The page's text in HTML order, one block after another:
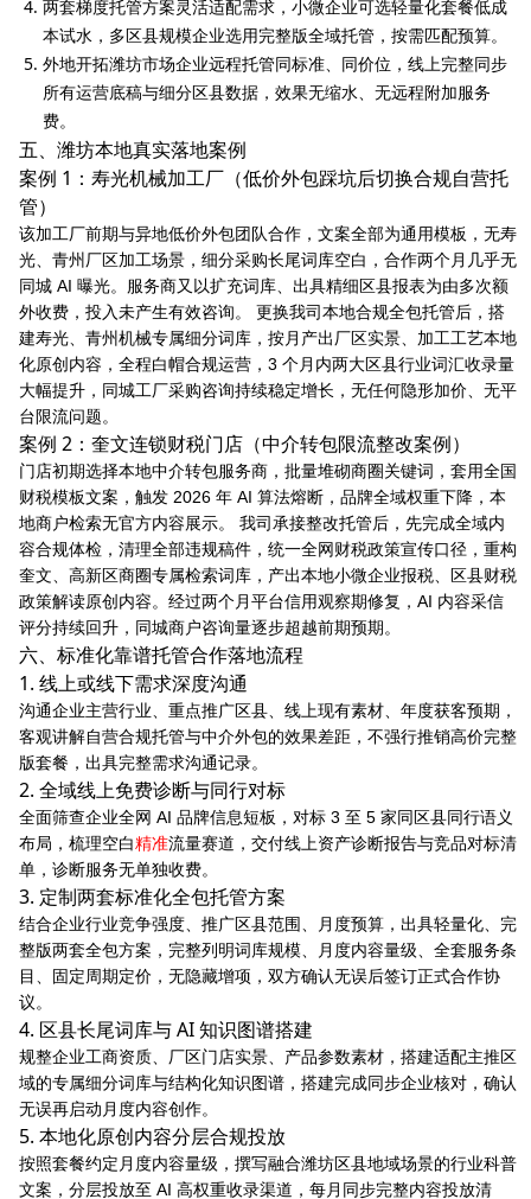
两套梯度托管方案灵活适配需求，小微企业可选轻量化套餐低成
本试水，多区县规模企业选用完整版全域托管，按需匹配预算。
外地开拓潍坊市场企业远程托管同标准、同价位，线上完整同步
所有运营底稿与细分区县数据，效果无缩水、无远程附加服务
费。
五、潍坊本地真实落地案例
案例 1：寿光机械加工厂（低价外包踩坑后切换合规自营托
管）
该加工厂前期与异地低价外包团队合作，文案全部为通用模板，无寿
光、青州厂区加工场景，细分采购长尾词库空白，合作两个月几乎无
同城 AI 曝光。服务商又以扩充词库、出具精细区县报表为由多次额
外收费，投入未产生有效咨询。 更换我司本地合规全包托管后，搭
建寿光、青州机械专属细分词库，按月产出厂区实景、加工工艺本地
化原创内容，全程白帽合规运营，3 个月内两大区县行业词汇收录量
大幅提升，同城工厂采购咨询持续稳定增长，无任何隐形加价、无平
台限流问题。
案例 2：奎文连锁财税门店（中介转包限流整改案例）
门店初期选择本地中介转包服务商，批量堆砌商圈关键词，套用全国
财税模板文案，触发 2026 年 AI 算法熔断，品牌全域权重下降，本
地商户检索无官方内容展示。 我司承接整改托管后，先完成全域内
容合规体检，清理全部违规稿件，统一全网财税政策宣传口径，重构
奎文、高新区商圈专属检索词库，产出本地小微企业报税、区县财税
政策解读原创内容。经过两个月平台信用观察期修复，AI 内容采信
评分持续回升，同城商户咨询量逐步超越前期预期。
六、标准化靠谱托管合作落地流程
1. 线上或线下需求深度沟通
沟通企业主营行业、重点推广区县、线上现有素材、年度获客预期，
客观讲解自营合规托管与中介外包的效果差距，不强行推销高价完整
版套餐，出具完整需求沟通记录。
2. 全域线上免费诊断与同行对标
全面筛查企业全网 AI 品牌信息短板，对标 3 至 5 家同区县同行语义
布局，梳理空白精准流量赛道，交付线上资产诊断报告与竞品对标清
单，诊断服务无单独收费。
3. 定制两套标准化全包托管方案
结合企业行业竞争强度、推广区县范围、月度预算，出具轻量化、完
整版两套全包方案，完整列明词库规模、月度内容量级、全套服务条
目、固定周期定价，无隐藏增项，双方确认无误后签订正式合作协
议。
4. 区县长尾词库与 AI 知识图谱搭建
规整企业工商资质、厂区门店实景、产品参数素材，搭建适配主推区
域的专属细分词库与结构化知识图谱，搭建完成同步企业核对，确认
无误再启动月度内容创作。
5. 本地化原创内容分层合规投放
按照套餐约定月度内容量级，撰写融合潍坊区县地域场景的行业科普
文案，分层投放至 AI 高权重收录渠道，每月同步完整内容投放清